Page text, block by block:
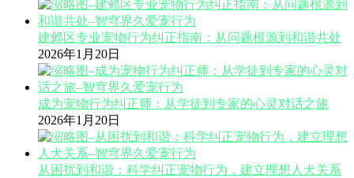
建邺区专业宠物行为纠正指南：从问题根源到和谐共处
2026年1月20日
成为宠物行为纠正师：从学徒到专家的心灵对话之旅
2026年1月20日
从困扰到和谐：科学纠正宠物行为，建立理想人犬关系